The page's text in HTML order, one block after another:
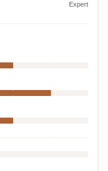
Expert